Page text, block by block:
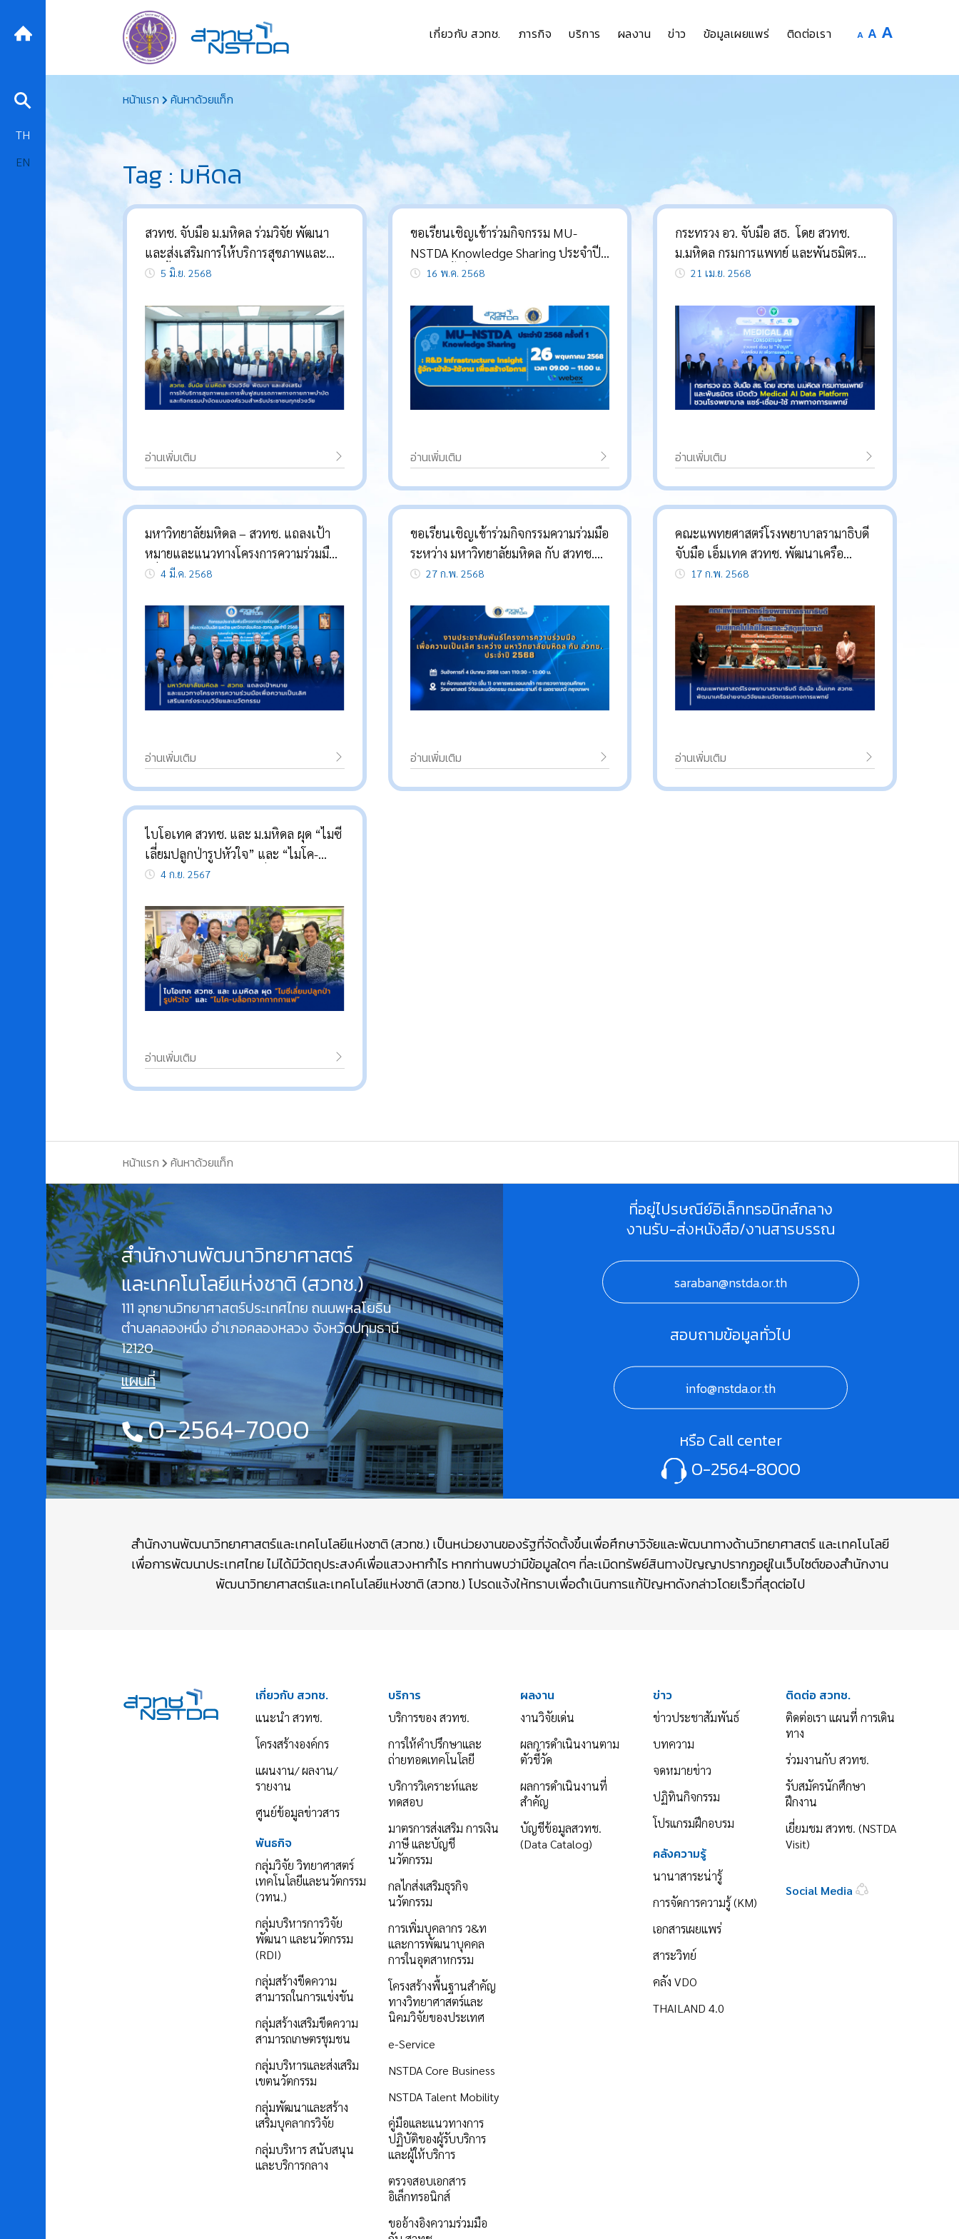
to
content
เกี่ยวกับ สวทช. ภารกิจ บริการ ผลงาน ข่าว ข้อมูลเผยแพร่ ติดต่อเรา A Decrease
A Reset
size.
A
size.
หน้าแรก ค้นหาด้วยแท็ก
Tag : มหิดล
สวทช. จับมือ ม.มหิดล ร่วมวิจัย พัฒนา
และส่งเสริมการให้บริการสุขภาพและ
การฟื้นฟูสมรรถภาพทางกายภาพบำบัด
ประชาชนทุกช่วงวัย
5 มิ.ย. 2568
อ่านเพิ่มเติม
ขอเรียนเชิญเข้าร่วมกิจกรรม MU-
NSTDA Knowledge Sharing ประจำปี
2568 ครั้งที่ 1 ระหว่าง มหาวิทยาลัย
16 พ.ค. 2568
อ่านเพิ่มเติม
กระทรวง อว. จับมือ สธ. โดย สวทช.
ม.มหิดล กรมการแพทย์ และพันธมิตร
เปิดตัว Medical AI Data Platform
ทางการแพทย์ 2.2 ล้านภาพ หวังเป็น
แพลตฟอร์มกลางที่ใช้ AI เป็นตัวช่วยคัด
กรอง-หมอวินิจฉัยโรครวดเร็ว
21 เม.ย. 2568
อ่านเพิ่มเติม
มหาวิทยาลัยมหิดล – สวทช. แถลงเป้า
หมายและแนวทางโครงการความร่วมมือ
เพื่อความเป็นเลิศ-เสริมแกร่งระบบวิจัย
4 มี.ค. 2568
อ่านเพิ่มเติม
ขอเรียนเชิญเข้าร่วมกิจกรรมความร่วมมือ
ระหว่าง มหาวิทยาลัยมหิดล กับ สวทช.
ประจำปี 2568
27 ก.พ. 2568
อ่านเพิ่มเติม
คณะแพทยศาสตร์โรงพยาบาลรามาธิบดี
จับมือ เอ็มเทค สวทช. พัฒนาเครือ
ข่ายงานวิจัยและนวัตกรรมทางการแพทย์
17 ก.พ. 2568
อ่านเพิ่มเติม
ไบโอเทค สวทช. และ ม.มหิดล ผุด “ไมซี
เลี่ยมปลูกป่ารูปหัวใจ” และ “ไมโค-
บล็อกจากกากกาแฟ” เพื่อสังคมคาร์บอน
จังหวัดตาก
4 ก.ย. 2567
อ่านเพิ่มเติม
หน้าแรก ค้นหาด้วยแท็ก
TH
EN
สำนักงานพัฒนาวิทยาศาสตร์
และเทคโนโลยีแห่งชาติ (สวทช.)
111 อุทยานวิทยาศาสตร์ประเทศไทย ถนนพหลโยธิน
ตำบลคลองหนึ่ง อำเภอคลองหลวง จังหวัดปทุมธานี
12120
แผนที่
0-2564-7000
ที่อยู่ไปรษณีย์อิเล็กทรอนิกส์กลาง
งานรับ-ส่งหนังสือ/งานสารบรรณ
saraban@nstda.or.th
สอบถามข้อมูลทั่วไป
info@nstda.or.th
หรือ Call center
0-2564-8000
สำนักงานพัฒนาวิทยาศาสตร์และเทคโนโลยีแห่งชาติ (สวทช.) เป็นหน่วยงานของรัฐที่จัดตั้งขึ้นเพื่อศึกษาวิจัยและพัฒนาทางด้านวิทยาศาสตร์ และเทคโนโลยี
เพื่อการพัฒนาประเทศไทย ไม่ได้มีวัตถุประสงค์เพื่อแสวงหากำไร หากท่านพบว่ามีข้อมูลใดๆ ที่ละเมิดทรัพย์สินทางปัญญาปรากฏอยู่ในเว็บไซต์ของสำนักงาน
พัฒนาวิทยาศาสตร์และเทคโนโลยีแห่งชาติ (สวทช.) โปรดแจ้งให้ทราบเพื่อดำเนินการแก้ปัญหาดังกล่าวโดยเร็วที่สุดต่อไป
เกี่ยวกับ สวทช.
แนะนำ สวทช.
โครงสร้างองค์กร
แผนงาน/ ผลงาน/
รายงาน
ศูนย์ข้อมูลข่าวสาร
พันธกิจ
กลุ่มวิจัย วิทยาศาสตร์
เทคโนโลยีและนวัตกรรม
(วทน.)
กลุ่มบริหารการวิจัย
พัฒนา และนวัตกรรม
(RDI)
กลุ่มสร้างขีดความ
สามารถในการแข่งขัน
กลุ่มสร้างเสริมขีดความ
สามารถเกษตรชุมชน
กลุ่มบริหารและส่งเสริม
เขตนวัตกรรม
กลุ่มพัฒนาและสร้าง
เสริมบุคลากรวิจัย
กลุ่มบริหาร สนับสนุน
และบริการกลาง
บริการ
บริการของ สวทช.
การให้คำปรึกษาและ
ถ่ายทอดเทคโนโลยี
บริการวิเคราะห์และ
ทดสอบ
มาตรการส่งเสริม การเงิน
ภาษี และบัญชี
นวัตกรรม
กลไกส่งเสริมธุรกิจ
นวัตกรรม
การเพิ่มบุคลากร ว&ท
และการพัฒนาบุคคล
การในอุตสาหกรรม
โครงสร้างพื้นฐานสำคัญ
ทางวิทยาศาสตร์และ
นิคมวิจัยของประเทศ
e-Service
NSTDA Core Business
NSTDA Talent Mobility
คู่มือและแนวทางการ
ปฏิบัติของผู้รับบริการ
และผู้ให้บริการ
ตรวจสอบเอกสาร
อิเล็กทรอนิกส์
ขออ้างอิงความร่วมมือ
ผลงาน
งานวิจัยเด่น
ผลการดำเนินงานตาม
ตัวชี้วัด
ผลการดำเนินงานที่
สำคัญ
บัญชีข้อมูลสวทช.
(Data Catalog)
ข่าว
ข่าวประชาสัมพันธ์
บทความ
จดหมายข่าว
ปฏิทินกิจกรรม
โปรแกรมฝึกอบรม
คลังความรู้
นานาสาระน่ารู้
การจัดการความรู้ (KM)
เอกสารเผยแพร่
สาระวิทย์
คลัง VDO
THAILAND 4.0
ติดต่อ สวทช.
ติดต่อเรา แผนที่ การเดิน
ทาง
ร่วมงานกับ สวทช.
รับสมัครนักศึกษา
ฝึกงาน
เยี่ยมชม สวทช. (NSTDA
Visit)
Social Media